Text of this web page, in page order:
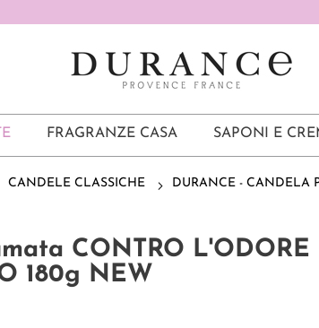
FRAGRANZE CASA SAPONI E
CANDELE CLASSICHE DURANCE - CANDELA
CONTRO L'ODORE
180g NEW